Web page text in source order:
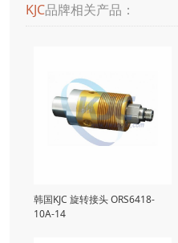
KJC品牌相关产品：
韩国KJC 旋转接头 ORS6418-
10A-14